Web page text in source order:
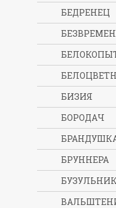
БЕДРЕНЕЦ
БИЗИЯ
БОРОДАЧ
БРУННЕРА
БУЗУЛЬНИК